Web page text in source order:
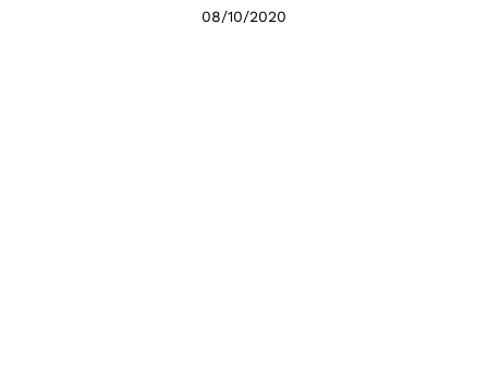
08/10/2020